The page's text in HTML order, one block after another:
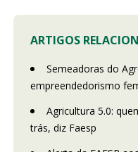
ARTIGOS
Semeadoras do
empreendedorismo
Agricultura 5.0:
trás, diz Faesp